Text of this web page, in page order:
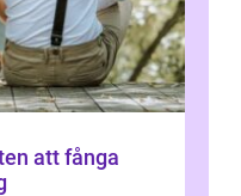
att fånga